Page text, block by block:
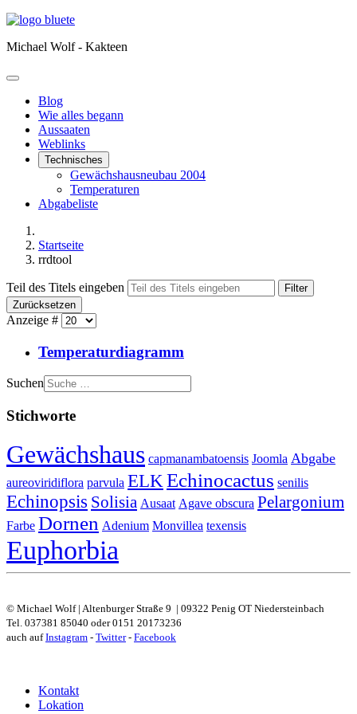
Michael Wolf - Kakteen
Blog
Wie alles begann
Aussaaten
Weblinks
Technisches
Gewächshausneubau 2004
Temperaturen
Abgabeliste
Startseite
rrdtool
Teil des Titels eingeben
Filter
Zurücksetzen
Anzeige #
Temperaturdiagramm
Suchen
Stichworte
Gewächshaus capmanambatoensis Joomla Abgabe
aureoviridiflora parvula ELK Echinocactus senilis
Echinopsis Solisia Ausaat Agave obscura Pelargonium
Farbe Dornen Adenium Monvillea texensis
Euphorbia
© Michael Wolf | Altenburger Straße 9 | 09322 Penig OT Niedersteinbach
Tel. 037381 85040 oder 0151 20173236
auch aufInstagram - Twitter- Facebook
Kontakt
Lokation